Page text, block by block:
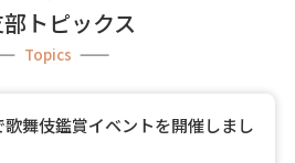
トピックス
Topics
舞伎鑑賞イベントを開催しまし